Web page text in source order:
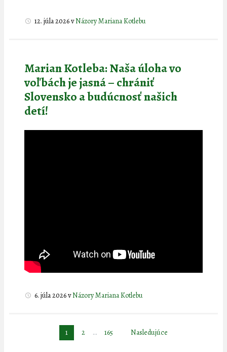
12. júla 2026vNázory Mariana Kotlebu
Marian Kotleba: Naša úloha vo
voľbách je jasná – chrániť
Slovensko a budúcnosť našich
detí!
6. júla 2026vNázory Mariana Kotlebu
Stránkovanie
príspevkov
1 2 … 165 Nasledujúce